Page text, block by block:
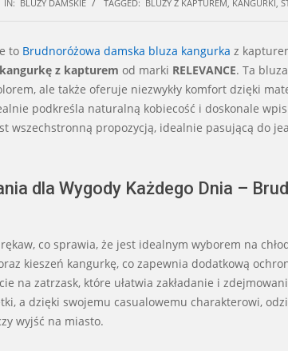
IN: BLUZY DAMSKIE TAGGED: BLUZY Z KAPTUREM KANGURKI
to Brudnoróżowa damska bluza kangurka z
kangurkę z kapturem od marki RELEVANCE. Ta
ale także oferuje niezwykły komfort dzięki
podkreśla naturalną kobiecość i doskonale
wszechstronną propozycją, idealnie pasującą do
dla Wygody Każdego Dnia –
co sprawia, że jest idealnym wyborem na
kieszeń kangurkę, co zapewnia dodatkową
na zatrzask, które ułatwia zakładanie i
a dzięki swojemu casualowemu charakterowi,
wyjść na miasto.